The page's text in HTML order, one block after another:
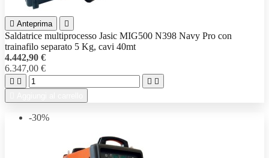
 Anteprima 
Saldatrice multiprocesso Jasic MIG500 N398 Navy Pro con
trainafilo separato 5 Kg, cavi 40mt
4.442,90 €
6.347,00 €
   
-30%